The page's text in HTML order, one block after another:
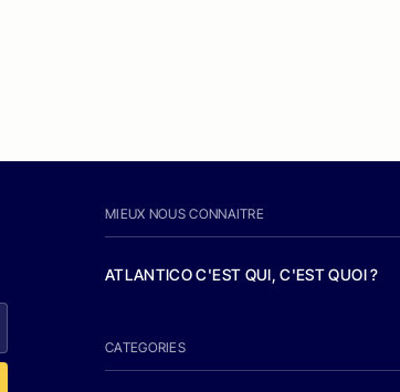
MIEUX NOUS CONNAITRE
ATLANTICO C'EST QUI, C'EST QUOI ?
CATEGORIES